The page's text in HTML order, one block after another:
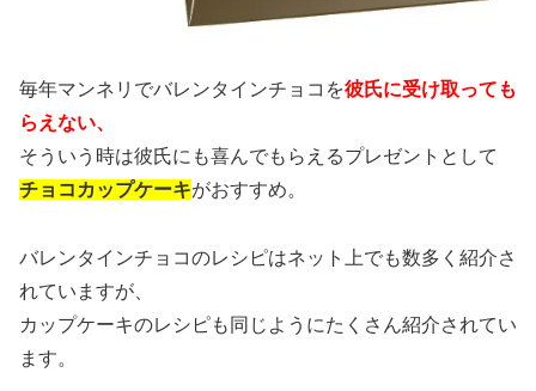
毎年マンネリでバレンタインチョコを彼氏に受け取っても
らえない、
そういう時は彼氏にも喜んでもらえるプレゼントとして
チョコカップケーキがおすすめ。
バレンタインチョコのレシピはネット上でも数多く紹介さ
れていますが、
カップケーキのレシピも同じようにたくさん紹介されてい
ます。